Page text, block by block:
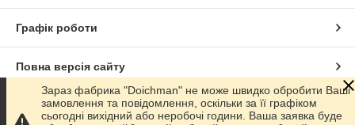
Графік роботи
Повна версія сайту
Сайт створено на маркетплейсі Prom.ua
Зараз фабрика "Doichman" не може швидко обробити Ваші
замовлення та повідомлення, оскільки за її графіком
сьогодні вихідний або неробочі години. Ваша заявка буде